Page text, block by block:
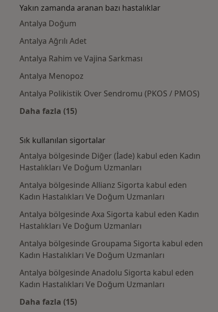
Yakın zamanda aranan bazı hastalıklar
Antalya Doğum
Antalya Ağrılı Adet
Antalya Rahim ve Vajina Sarkması
Antalya Menopoz
Antalya Polikistik Over Sendromu (PKOS / PMOS)
Daha fazla (15)
Sık kullanılan sigortalar
Antalya bölgesinde Diğer (İade) kabul eden Kadın
Hastalıkları Ve Doğum Uzmanları
Antalya bölgesinde Allianz Sigorta kabul eden
Kadın Hastalıkları Ve Doğum Uzmanları
Antalya bölgesinde Axa Sigorta kabul eden Kadın
Hastalıkları Ve Doğum Uzmanları
Antalya bölgesinde Groupama Sigorta kabul eden
Kadın Hastalıkları Ve Doğum Uzmanları
Antalya bölgesinde Anadolu Sigorta kabul eden
Kadın Hastalıkları Ve Doğum Uzmanları
Daha fazla (15)